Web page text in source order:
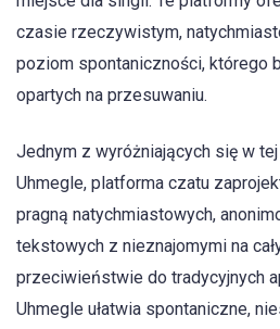
czasie rzeczywistym,
poziom spontaniczności, którego
opartych na przesuwaniu.
Jednym z wyróżniających się w
Uhmegle, platforma czatu
pragną natychmiastowych,
tekstowych z nieznajomymi na
przeciwieństwie do tradycyjnych
Uhmegle ułatwia spontaniczne,